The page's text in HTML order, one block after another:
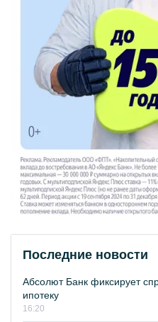
Последние новости
Абсолют Банк фиксирует
ипотеку
16:20